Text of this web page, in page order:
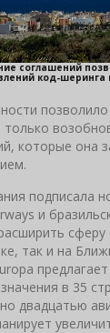
соглашений
код-шеринга
которые она
подписала
и
сферу
так и на
в 35
двадцатью